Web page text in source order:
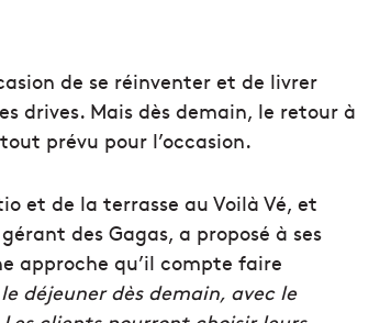
de se réinventer et de livrer
drives. Mais dès demain, le retour à
prévu pour l’occasion.
et de la terrasse au Voilà Vé, et
des Gagas, a proposé à ses
approche qu’il compte faire
déjeuner dès demain, avec le